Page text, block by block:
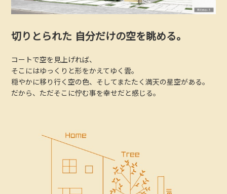
切りとられた 自分だけの空を眺める。
コートで空を見上げれば、
そこにはゆっくりと形をかえてゆく雲。
穏やかに移り行く空の色、 そしてまたたく満天の星空がある。
だから、ただそこに佇む事を幸せだと感じる。